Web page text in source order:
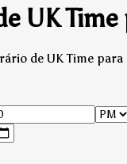
UK
de UK Time